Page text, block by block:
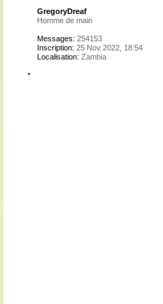
GregoryDreaf
Homme de main
Messages: 254153
Inscription: 25 Nov 2022, 18:54
Localisation: Zambia